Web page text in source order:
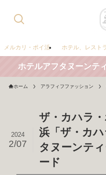
メルカリ・ポイ活 ホテル、レスト
ホテルアフタヌーンテ
ホーム アラフィフファッション
ザ・カハラ
浜「ザ・カ
タヌーンテ
ード
2024
2/07